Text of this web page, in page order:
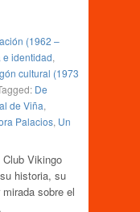
(1962 –
e identidad,
cultural (1973
De
de Viña,
Palacios, Un
Vikingo
historia, su
sobre el